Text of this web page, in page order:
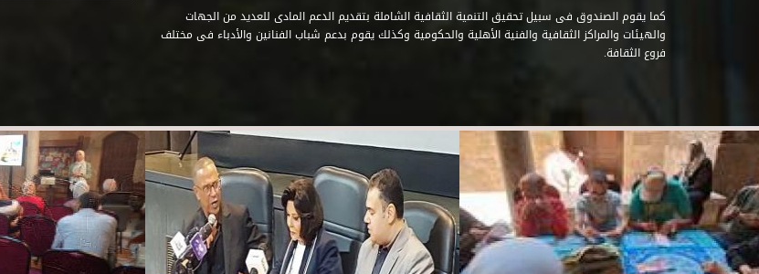
كما يقوم الصندوق فى سبيل تحقيق التنمية الثقافية الشاملة بتقديم الدعم المادى للعديد من الجهات
والهيئات والمراكز الثقافية والفنية الأهلية والحكومية وكذلك يقوم بدعم شباب الفنانين والأدباء فى مختلف
فروع الثقافة.